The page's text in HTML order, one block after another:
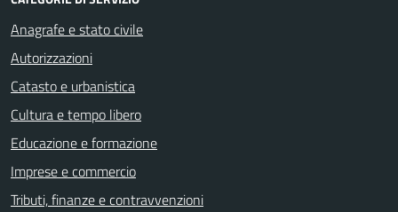
Anagrafe e stato civile
Autorizzazioni
Catasto e urbanistica
Cultura e tempo libero
Educazione e formazione
Imprese e commercio
Tributi, finanze e contravvenzioni